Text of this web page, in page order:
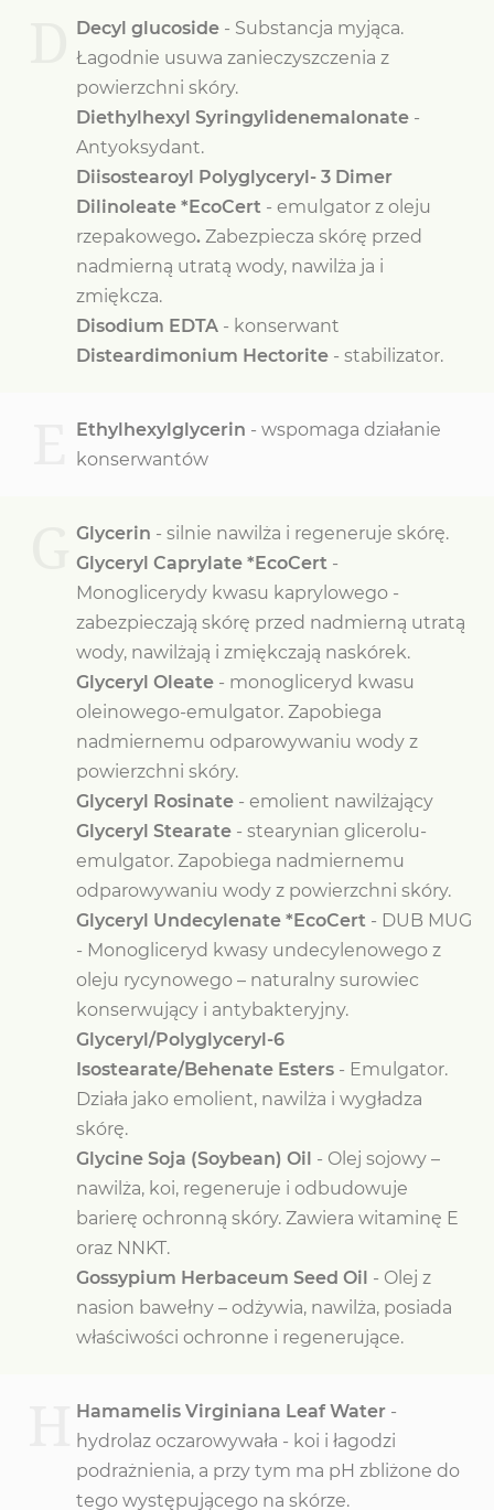
Decyl glucoside - Substancja myjąca.
Łagodnie usuwa zanieczyszczenia z
powierzchni skóry.
Diethylhexyl Syringylidenemalonate -
Antyoksydant.
Diisostearoyl Polyglyceryl- 3 Dimer
Dilinoleate *EcoCert - emulgator z oleju
rzepakowego. Zabezpiecza skórę przed
nadmierną utratą wody, nawilża ja i
zmiękcza.
Disodium EDTA - konserwant
Disteardimonium Hectorite - stabilizator.
Ethylhexylglycerin - wspomaga działanie
konserwantów
Glycerin - silnie nawilża i regeneruje skórę.
Glyceryl Caprylate *EcoCert -
Monoglicerydy kwasu kaprylowego -
zabezpieczają skórę przed nadmierną utratą
wody, nawilżają i zmiękczają naskórek.
Glyceryl Oleate - monogliceryd kwasu
oleinowego-emulgator. Zapobiega
nadmiernemu odparowywaniu wody z
powierzchni skóry.
Glyceryl Rosinate - emolient nawilżający
Glyceryl Stearate - stearynian glicerolu-
emulgator. Zapobiega nadmiernemu
odparowywaniu wody z powierzchni skóry.
Glyceryl Undecylenate *EcoCert - DUB MUG
- Monogliceryd kwasy undecylenowego z
oleju rycynowego – naturalny surowiec
konserwujący i antybakteryjny.
Glyceryl/Polyglyceryl-6
Isostearate/Behenate Esters - Emulgator.
Działa jako emolient, nawilża i wygładza
skórę.
Glycine Soja (Soybean) Oil - Olej sojowy –
nawilża, koi, regeneruje i odbudowuje
barierę ochronną skóry. Zawiera witaminę E
oraz NNKT.
Gossypium Herbaceum Seed Oil - Olej z
nasion bawełny – odżywia, nawilża, posiada
właściwości ochronne i regenerujące.
Hamamelis Virginiana Leaf Water -
hydrolaz oczarowywała - koi i łagodzi
podrażnienia, a przy tym ma pH zbliżone do
tego występującego na skórze.